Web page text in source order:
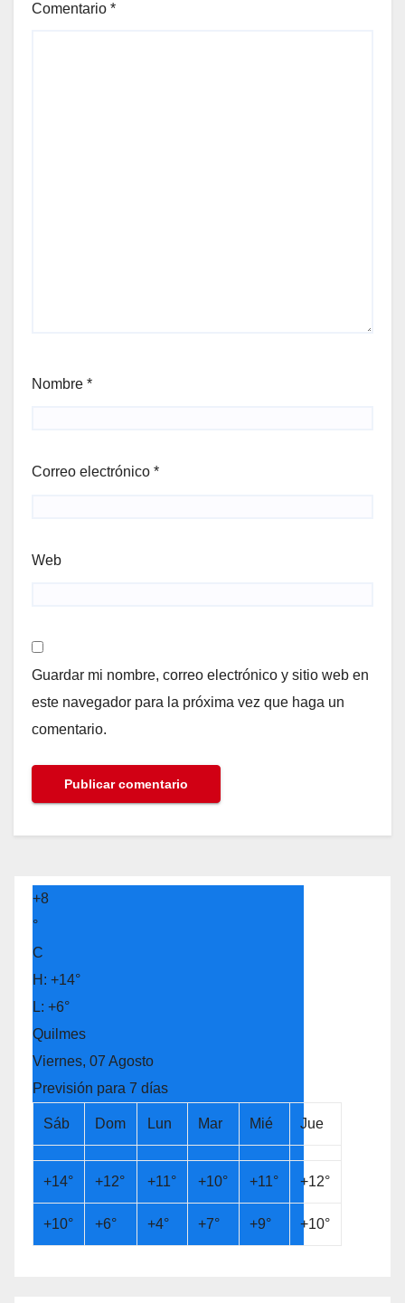
Comentario *
Nombre *
Correo electrónico *
Web
Guardar mi nombre, correo electrónico y sitio web en
este navegador para la próxima vez que haga un
comentario.
+8
°
C
H: +14°
L: +6°
Quilmes
Viernes, 07 Agosto
Previsión para 7 días
Sáb Dom Lun Mar Mié Jue
+14° +12° +11° +10° +11° +12°
+10° +6° +4° +7° +9° +10°